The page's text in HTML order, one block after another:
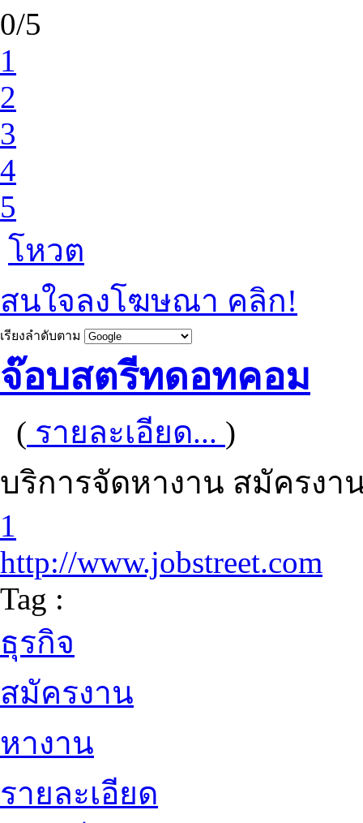
0/5
1
2
3
4
5
โหวต
สนใจลงโฆษณา คลิก!
เรียงลำดับตาม
จ๊อบสตรีทดอทคอม
( รายละเอียด... )
บริการจัดหางาน สมัครงา
1
http://www.jobstreet.com
Tag :
ธุรกิจ
สมัครงาน
หางาน
รายละเอียด